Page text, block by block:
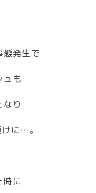
態発生で
ュも
り
に…。
時に